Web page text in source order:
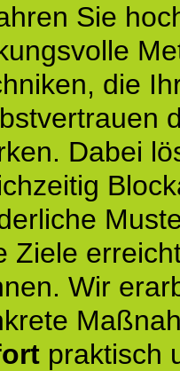
Sie
die
Dabei
Ziele
Wir
praktisch